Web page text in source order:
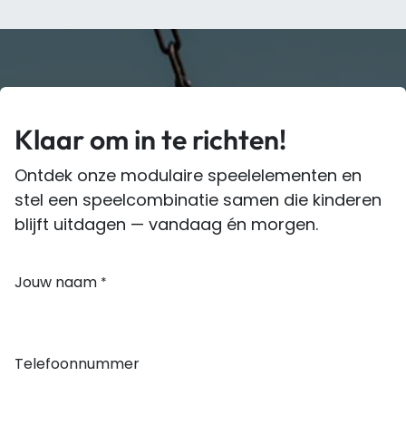
Klaar om in te richten!
Ontdek onze modulaire speelelementen en
stel een speelcombinatie samen die kinderen
blijft uitdagen — vandaag én morgen.
Jouw naam *
Telefoonnummer